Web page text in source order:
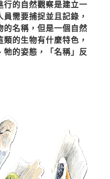
行的自然觀察是建立一
需要捕捉並且記錄，
的名稱，但是一個自然
的生物有什麼特色，
牠的姿態，「名稱」反